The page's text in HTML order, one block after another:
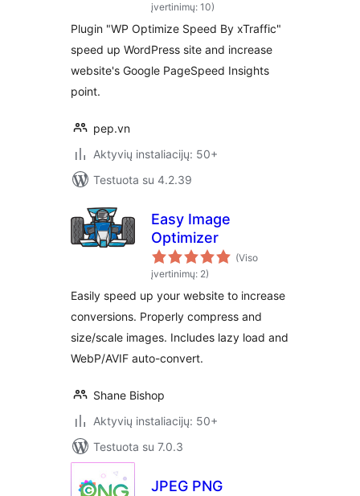
įvertinimų: 10)
Plugin "WP Optimize Speed By xTraffic"
speed up WordPress site and increase
website's Google PageSpeed Insights
point.
pep.vn
Aktyvių instaliacijų: 50+
Testuota su 4.2.39
Easy Image
Optimizer
(Viso
įvertinimų: 2)
Easily speed up your website to increase
conversions. Properly compress and
size/scale images. Includes lazy load and
WebP/AVIF auto-convert.
Shane Bishop
Aktyvių instaliacijų: 50+
Testuota su 7.0.3
JPEG PNG